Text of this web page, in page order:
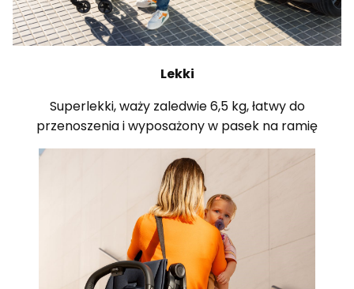
Lekki
Superlekki, waży zaledwie 6,5 kg, łatwy do
przenoszenia i wyposażony w pasek na ramię